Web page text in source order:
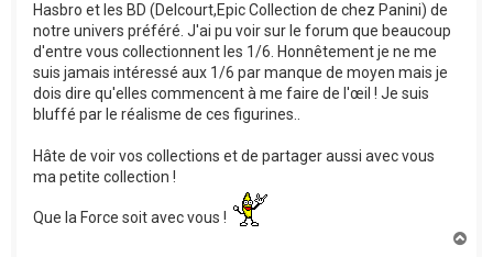
Hasbro et les BD (Delcourt,Epic Collection de chez Panini) de
notre univers préféré. J'ai pu voir sur le forum que beaucoup
d'entre vous collectionnent les 1/6. Honnêtement je ne me
suis jamais intéressé aux 1/6 par manque de moyen mais je
dois dire qu'elles commencent à me faire de l'œil ! Je suis
bluffé par le réalisme de ces figurines..
Hâte de voir vos collections et de partager aussi avec vous
ma petite collection !
Que la Force soit avec vous !